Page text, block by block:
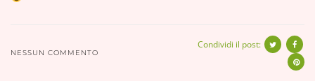
NESSUN COMMENTO
Condividi il post: